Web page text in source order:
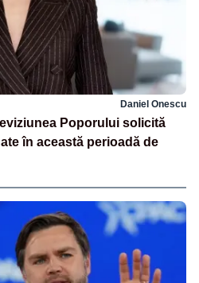
Daniel Onescu
Poporului solicită
în această perioadă de